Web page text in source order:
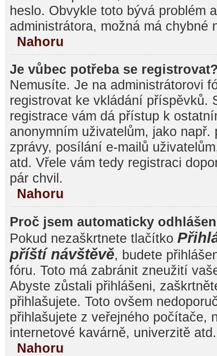
heslo. Obvykle toto bývá problém
administrátora, možná má chybné
Nahoru
Je vůbec potřeba se
Nemusíte. Je na administrátorovi
registrovat ke vkládání příspěvků.
registrace vám dá přístup k
anonymním uživatelům, jako např.
zprávy, posílání e-mailů
atd. Vřele vám tedy registraci
pár chvil.
Nahoru
Proč jsem automaticky
Pokud nezaškrtnete tlačítko
příští návštěvě, budete
fóru. Toto má zabránit zneužití
Abyste zůstali přihlášeni,
přihlašujete. Toto ovšem
přihlašujete z veřejného počítače,
internetové kavárně, univerzitě atd.
Nahoru